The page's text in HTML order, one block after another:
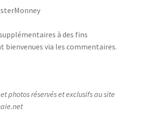
à des fins
bienvenues via les commentaires.
photos réservés et exclusifs au site